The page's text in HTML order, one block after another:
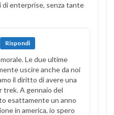
di enterprise, senza tante
Rispondi
Le due ultime
uscire anche da noi
il diritto di avere una
trek. A gennaio del
esattamente un anno
in america, io spero